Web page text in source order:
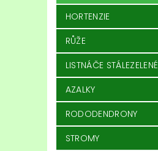
HORTENZIE
RŮŽE
LISTNÁČE STÁLEZELENÉ
AZALKY
RODODENDRONY
STROMY